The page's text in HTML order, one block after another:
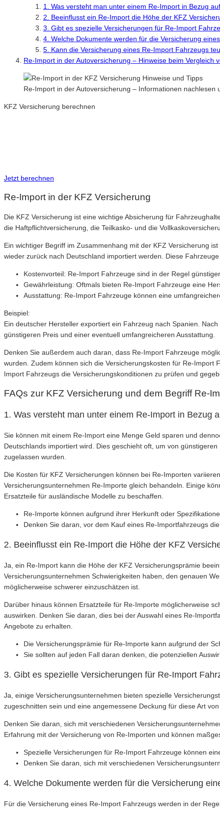
1. Was versteht man unter einem Re-Import in Bezug
2. Beeinflusst ein Re-Import die Höhe der KFZ
3. Gibt es spezielle Versicherungen für Re-Import
4. Welche Dokumente werden für die Versicherung
5. Kann die Versicherung eines Re-Import Fahrzeugs
Re-Import in der Autoversicherung – Hinweise beim Vergleich
Re-Import in der Autoversicherung – Informationen
KFZ Versicherung berechnen
Jetzt berechnen
Re-Import in der KFZ Versicherung
Die KFZ Versicherung ist eine wichtige Absicherung für
die Haftpflichtversicherung, die Teilkasko- und die
Ein wichtiger Begriff im Zusammenhang mit der KFZ Versicherung
wieder zurück nach Deutschland importiert werden. Diese
Kostenvorteil: Re-Import Fahrzeuge sind in der Regel
Gewährleistung: Oftmals bieten Re-Import Fahrzeuge eine
Ausstattung: Re-Import Fahrzeuge können eine
Beispiel:
Ein deutscher Hersteller exportiert ein Fahrzeug nach Spanien.
günstigeren Preis und einer eventuell umfangreicheren Ausstattung.
Denken Sie außerdem auch daran, dass Re-Import Fahrzeuge
wurden. Zudem können sich die Versicherungskosten für Re-
Import Fahrzeugs die Versicherungskonditionen zu prüfen und
FAQs zur KFZ Versicherung und dem Begriff Re-
1. Was versteht man unter einem Re-Import in Bezug
Sie können mit einem Re-Import eine Menge Geld sparen und
Deutschlands importiert wird. Dies geschieht oft, um von
zugelassen wurden.
Die Kosten für KFZ Versicherungen können bei Re-Importen
Versicherungsunternehmen Re-Importe gleich behandeln. Einige
Ersatzteile für ausländische Modelle zu beschaffen.
Re-Importe können aufgrund ihrer Herkunft oder
Denken Sie daran, vor dem Kauf eines Re-Importfahrzeugs
2. Beeinflusst ein Re-Import die Höhe der KFZ
Ja, ein Re-Import kann die Höhe der KFZ Versicherungsprämie
Versicherungsunternehmen Schwierigkeiten haben, den genauen
möglicherweise schwerer einzuschätzen ist.
Darüber hinaus können Ersatzteile für Re-Importe möglicherweise
auswirken. Denken Sie daran, dies bei der Auswahl eines Re-
Angebote zu erhalten.
Die Versicherungsprämie für Re-Importe kann aufgrund der
Sie sollten auf jeden Fall daran denken, die potenziellen
3. Gibt es spezielle Versicherungen für Re-Import
Ja, einige Versicherungsunternehmen bieten spezielle
zugeschnitten sein und eine angemessene Deckung für diese Art
Denken Sie daran, sich mit verschiedenen
Erfahrung mit der Versicherung von Re-Importen und können
Spezielle Versicherungen für Re-Import Fahrzeuge können
Denken Sie daran, sich mit verschiedenen
4. Welche Dokumente werden für die Versicherung
Für die Versicherung eines Re-Import Fahrzeugs werden in der